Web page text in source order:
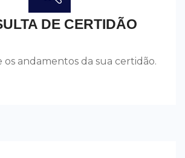
DE CERTIDÃO
os andamentos da sua certidão.